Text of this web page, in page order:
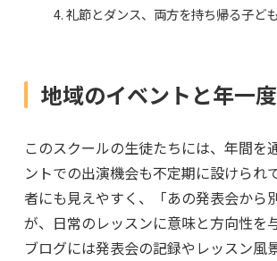
礼節とダンス、両方を持ち帰る子ど
地域のイベントと年一
このスクールの生徒たちには、年間
ントでの出演機会も不定期に設けら
者にも見えやすく、「あの発表会から
が、日常のレッスンに意味と方向性を
ブログには発表会の記録やレッスン風